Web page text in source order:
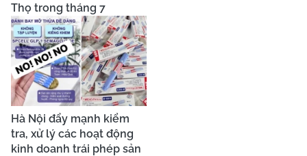
Thọ trong tháng 7
Hà Nội đẩy mạnh kiểm
tra, xử lý các hoạt động
kinh doanh trái phép sản